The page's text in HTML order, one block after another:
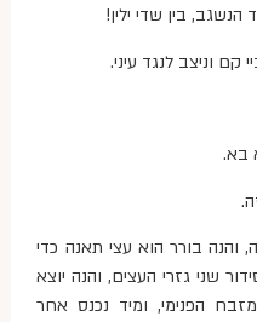
בין שדי ילין!
קם וניצב לנגד עיני.
בא.
בורר הוא עצי תאנה כדי
שני גזרי העצים, והנה יוצא
הפנימי, ומיד נכנס אחר